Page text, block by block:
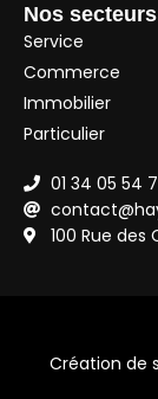
Nos secteurs
Service
Commerce
Immobilier
Particulier
01 34 05 54
100 Rue
Création de